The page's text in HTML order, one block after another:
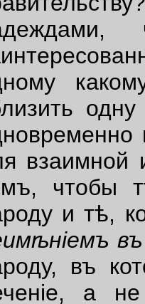
взаимной
чтобы
и тѣ,
ѣнiемъ въ
въ
а не